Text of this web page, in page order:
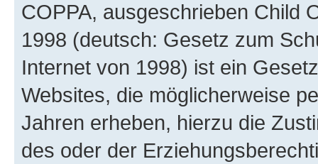
COPPA, ausgeschrieben Child
1998 (deutsch: Gesetz zum
Internet von 1998) ist ein
Websites, die möglicherweise
Jahren erheben, hierzu die
des oder der